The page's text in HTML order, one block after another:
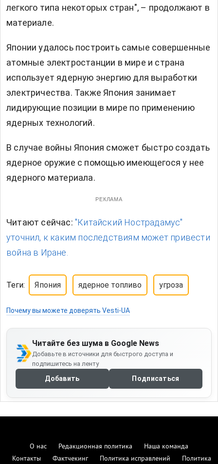
легкого типа некоторых стран", – продолжают в
материале.
Японии удалось построить самые совершенные
атомные электростанции в мире и страна
использует ядерную энергию для выработки
электричества. Также Япония занимает
лидирующие позиции в мире по применению
ядерных технологий.
В случае войны Япония сможет быстро создать
ядерное оружие с помощью имеющегося у нее
ядерного материала.
РЕКЛАМА
Читают сейчас: "Китайский Нострадамус"
уточнил, к каким последствиям может привести
война в Иране.
Теги: Япония ядерное топливо угроза
Почему вы можете доверять Vesti-UA
Читайте без шума в Google News
Добавьте в источники для быстрого доступа и
подпишитесь на ленту
Добавить Подписаться
О нас Редакционная политика
Наша команда
Контакты
Фактчекинг Политика исправлений
Политика